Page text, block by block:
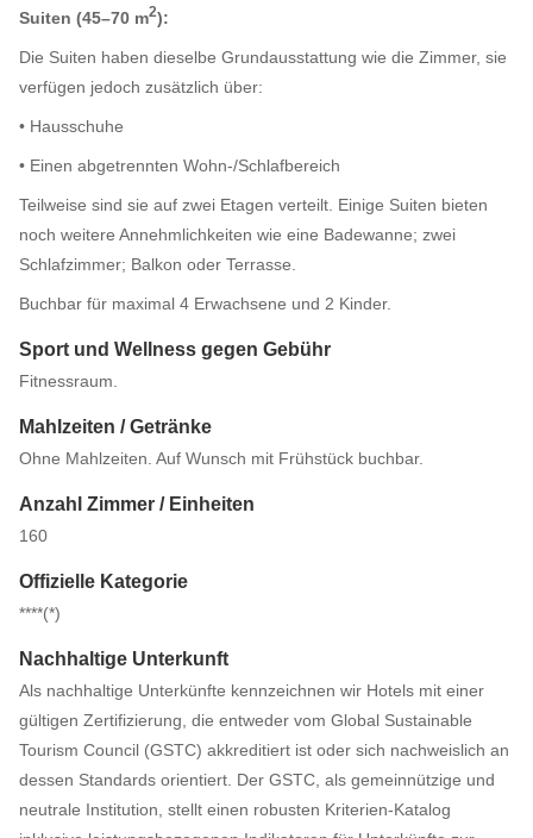
Suiten (45–70 m2):
Die Suiten haben dieselbe Grundausstattung wie die Zimmer, sie
verfügen jedoch zusätzlich über:
• Hausschuhe
• Einen abgetrennten Wohn-/Schlafbereich
Teilweise sind sie auf zwei Etagen verteilt. Einige Suiten bieten
noch weitere Annehmlichkeiten wie eine Badewanne; zwei
Schlafzimmer; Balkon oder Terrasse.
Buchbar für maximal 4 Erwachsene und 2 Kinder.
Sport und Wellness gegen Gebühr
Fitnessraum.
Mahlzeiten / Getränke
Ohne Mahlzeiten. Auf Wunsch mit Frühstück buchbar.
Anzahl Zimmer / Einheiten
160
Offizielle Kategorie
****(*)
Nachhaltige Unterkunft
Als nachhaltige Unterkünfte kennzeichnen wir Hotels mit einer
gültigen Zertifizierung, die entweder vom Global Sustainable
Tourism Council (GSTC) akkreditiert ist oder sich nachweislich an
dessen Standards orientiert. Der GSTC, als gemeinnützige und
neutrale Institution, stellt einen robusten Kriterien-Katalog